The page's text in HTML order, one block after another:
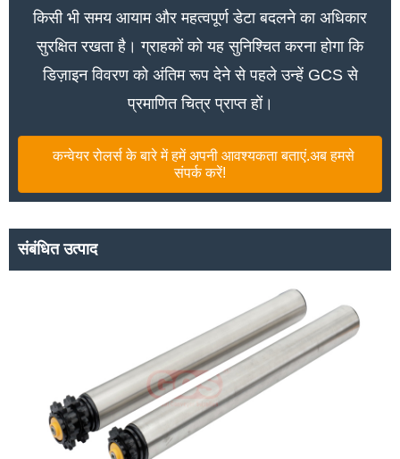
किसी भी समय आयाम और महत्वपूर्ण डेटा बदलने का अधिकार
सुरक्षित रखता है। ग्राहकों को यह सुनिश्चित करना होगा कि
डिज़ाइन विवरण को अंतिम रूप देने से पहले उन्हें GCS से
प्रमाणित चित्र प्राप्त हों।
कन्वेयर रोलर्स के बारे में हमें अपनी आवश्यकता बताएं.अब हमसे
संपर्क करें!
संबंधित उत्पाद